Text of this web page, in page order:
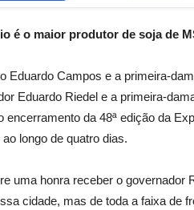
é o maior produtor de soja de
Eduardo Campos e a primeira-
Eduardo Riedel e a primeira-
encerramento da 48ª edição da
longo de quatro dias.
uma honra receber o
cidade, mas de toda a faixa de